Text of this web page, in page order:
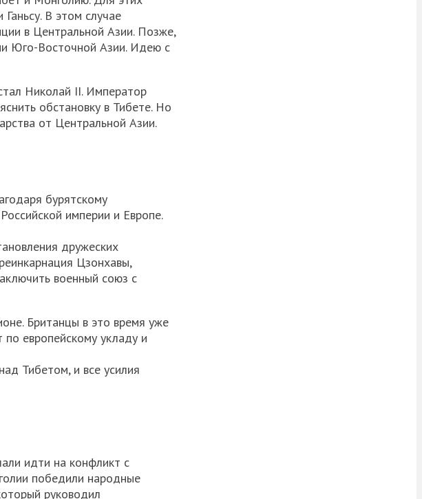
В этом случае
в Центральной Азии. Позже,
Юго-Восточной Азии. Идею с
Николай II. Император
обстановку в Тибете. Но
от Центральной Азии.
бурятскому
империи и Европе.
дружеских
Цзонхавы,
военный союз с
Британцы в это время уже
европейскому укладу и
Тибетом, и все усилия
идти на конфликт с
победили народные
руководил